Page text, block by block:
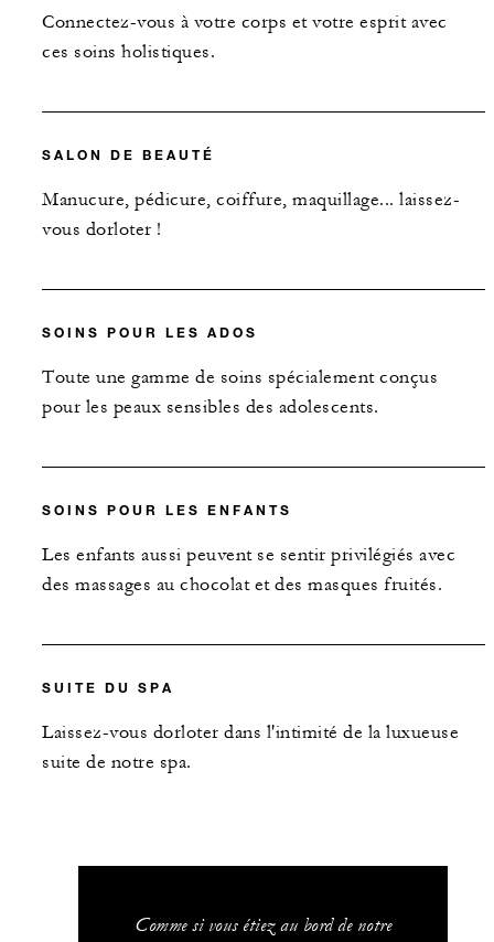
Connectez-vous à votre corps et votre esprit avec
ces soins holistiques.
SALON DE BEAUTÉ
Manucure, pédicure, coiffure, maquillage... laissez-
vous dorloter !
SOINS POUR LES ADOS
Toute une gamme de soins spécialement conçus
pour les peaux sensibles des adolescents.
SOINS POUR LES ENFANTS
Les enfants aussi peuvent se sentir privilégiés avec
des massages au chocolat et des masques fruités.
SUITE DU SPA
Laissez-vous dorloter dans l'intimité de la luxueuse
suite de notre spa.
Comme si vous étiez au bord de notre